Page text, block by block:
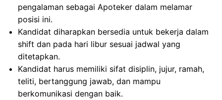
pengalaman sebagai Apoteker dalam melamar
posisi ini.
Kandidat diharapkan bersedia untuk bekerja dalam
shift dan pada hari libur sesuai jadwal yang
ditetapkan.
Kandidat harus memiliki sifat disiplin, jujur, ramah,
teliti, bertanggung jawab, dan mampu
berkomunikasi dengan baik.